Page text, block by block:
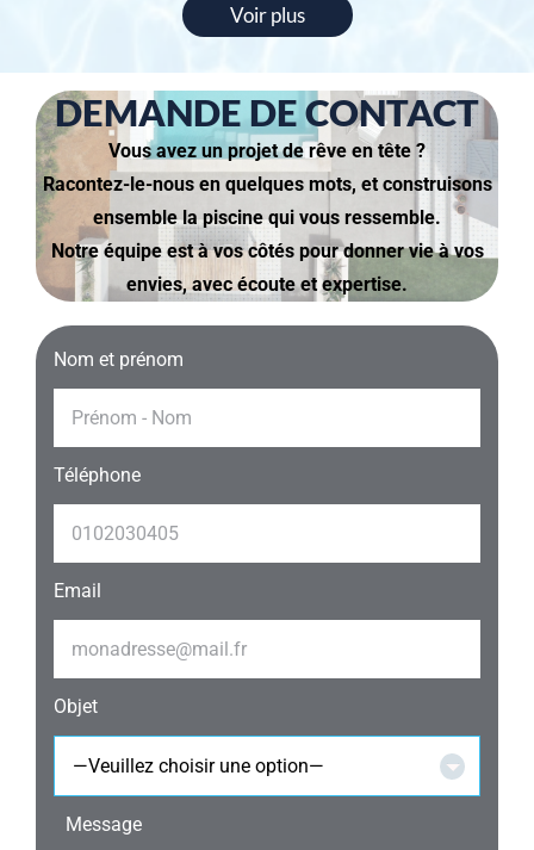
Voir plus
DEMANDE DE CONTACT
Vous avez un projet de rêve en tête ?
Racontez-le-nous en quelques mots, et construisons
ensemble la piscine qui vous ressemble.
Notre équipe est à vos côtés pour donner vie à vos
envies, avec écoute et expertise.
Nom et prénom
Téléphone
Email
Objet

Message